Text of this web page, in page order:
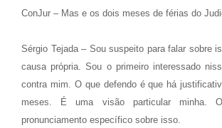
ConJur – Mas e os dois meses de férias do
Sérgio Tejada – Sou suspeito para falar sobre
causa própria. Sou o primeiro interessado
contra mim. O que defendo é que há
meses. É uma visão particular minha.
pronunciamento específico sobre isso.